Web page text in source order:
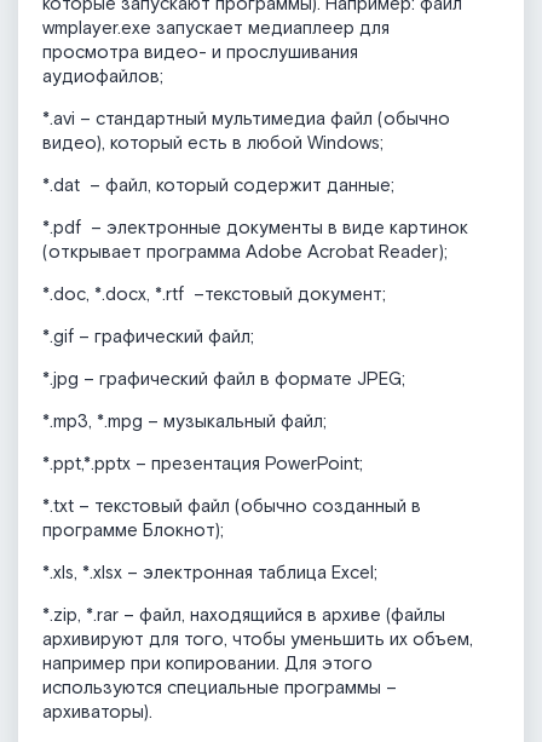
которые запускают программы). Например: файл
wmplayer.exe запускает медиаплеер для
просмотра видео- и прослушивания
аудиофайлов;
*.avi – стандартный мультимедиа файл (обычно
видео), который есть в любой Windows;
*.dat – файл, который содержит данные;
*.pdf – электронные документы в виде картинок
(открывает программа Adobe Acrobat Reader);
*.doc, *.docx, *.rtf –текстовый документ;
*.gif – графический файл;
*.jpg – графический файл в формате JPEG;
*.mp3, *.mpg – музыкальный файл;
*.ppt,*.pptx – презентация PowerPoint;
*.txt – текстовый файл (обычно созданный в
программе Блокнот);
*.xls, *.xlsx – электронная таблица Excel;
*.zip, *.rar – файл, находящийся в архиве (файлы
архивируют для того, чтобы уменьшить их объем,
например при копировании. Для этого
используются специальные программы –
архиваторы).